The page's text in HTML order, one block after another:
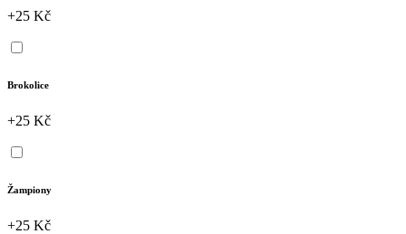
+25 Kč
Brokolice
+25 Kč
Žampiony
+25 Kč